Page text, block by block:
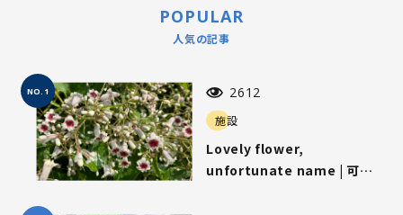
POPULAR
人気の記事
NO.1 2612
施設
Lovely flower,
unfortunate name | 可愛